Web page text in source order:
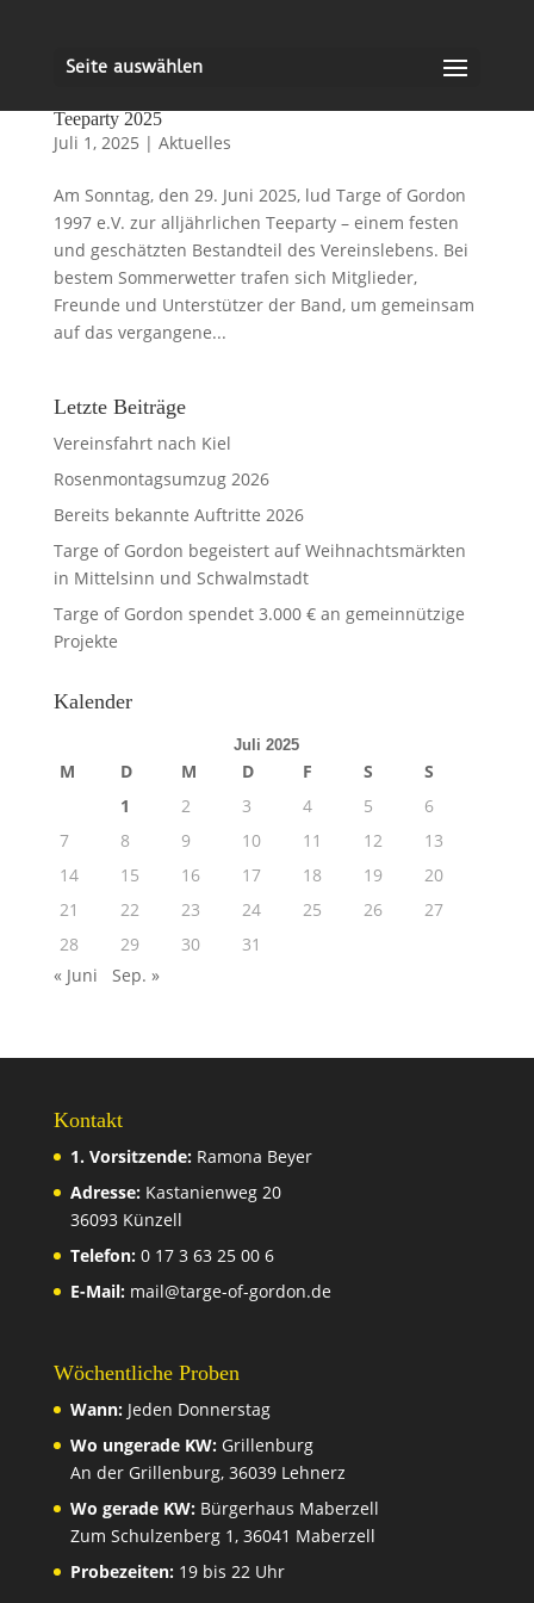
Seite auswählen
Teeparty 2025
Juli 1, 2025 | Aktuelles
Am Sonntag, den 29. Juni 2025, lud Targe of Gordon
1997 e.V. zur alljährlichen Teeparty – einem festen
und geschätzten Bestandteil des Vereinslebens. Bei
bestem Sommerwetter trafen sich Mitglieder,
Freunde und Unterstützer der Band, um gemeinsam
auf das vergangene...
Letzte Beiträge
Vereinsfahrt nach Kiel
Rosenmontagsumzug 2026
Bereits bekannte Auftritte 2026
Targe of Gordon begeistert auf Weihnachtsmärkten
in Mittelsinn und Schwalmstadt
Targe of Gordon spendet 3.000 € an gemeinnützige
Projekte
Kalender
Juli 2025
M D M D F S
S
1
2 3 4 5
6
7
8 9 10 11 12
13
14
15 16 17 18 19
20
21
22 23 24 25 26
27
28
29 30
31
« Juni
Sep. »
Kontakt
1. Vorsitzende:Ramona Beyer
Adresse:Kastanienweg 20
36093 Künzell
Telefon:0 17 3 63 25 00 6
E-Mail: mail@targe-of-gordon.de
Wöchentliche Proben
Wann:Jeden Donnerstag
Wo ungerade KW:Grillenburg
An der Grillenburg, 36039 Lehnerz
Wo gerade KW:Bürgerhaus Maberzell
Zum Schulzenberg 1, 36041 Maberzell
Probezeiten:19 bis 22 Uhr